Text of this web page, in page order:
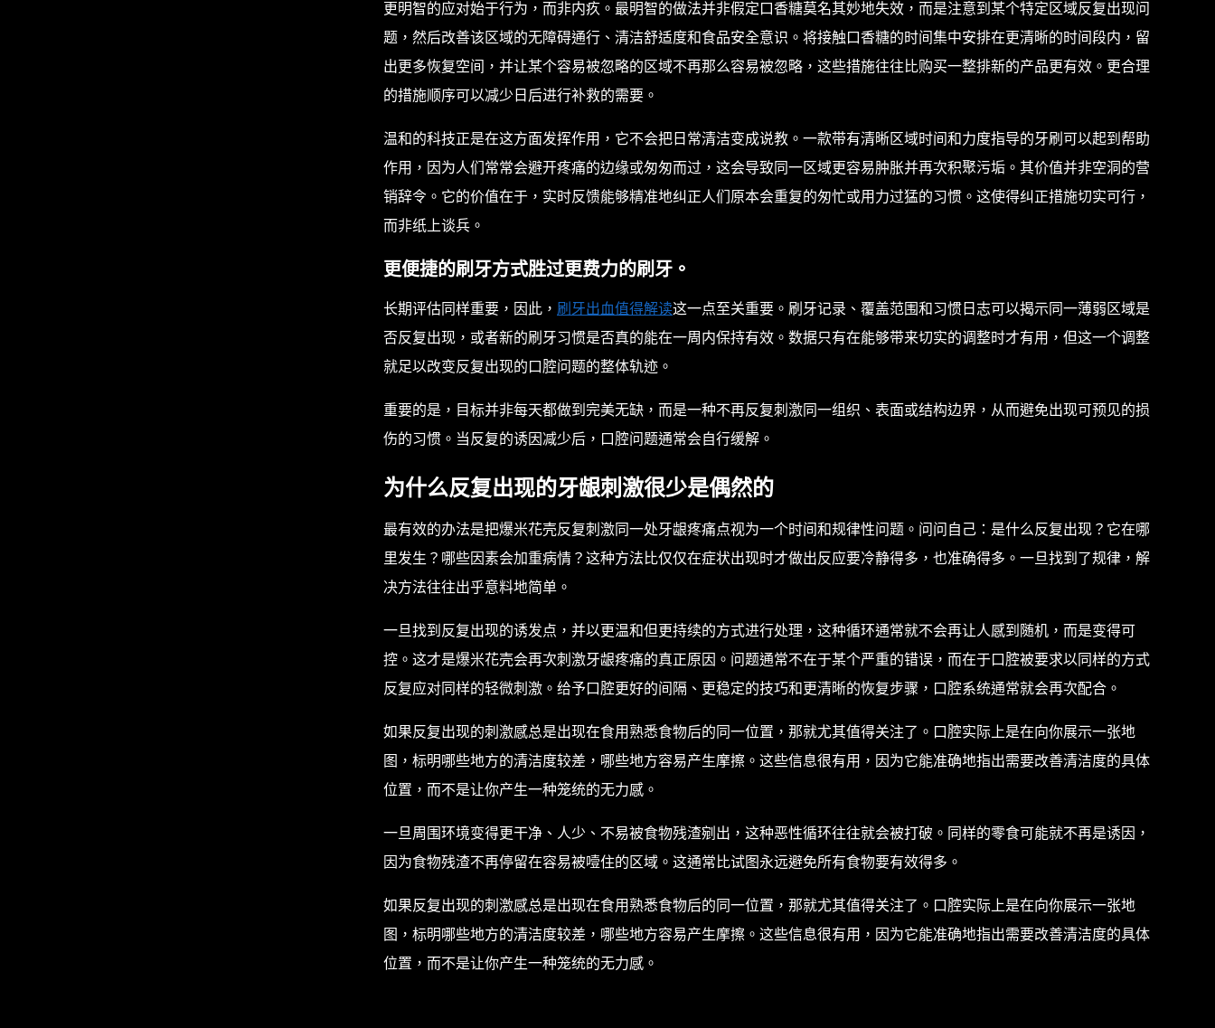
更明智的应对始于行为，而非内疚。最明智的做法并非假定口香糖莫名其妙地失效，而是注意到某个特定区域反复出现问
题，然后改善该区域的无障碍通行、清洁舒适度和食品安全意识。将接触口香糖的时间集中安排在更清晰的时间段内，留
出更多恢复空间，并让某个容易被忽略的区域不再那么容易被忽略，这些措施往往比购买一整排新的产品更有效。更合理
的措施顺序可以减少日后进行补救的需要。
温和的科技正是在这方面发挥作用，它不会把日常清洁变成说教。一款带有清晰区域时间和力度指导的牙刷可以起到帮助
作用，因为人们常常会避开疼痛的边缘或匆匆而过，这会导致同一区域更容易肿胀并再次积聚污垢。其价值并非空洞的营
销辞令。它的价值在于，实时反馈能够精准地纠正人们原本会重复的匆忙或用力过猛的习惯。这使得纠正措施切实可行，
而非纸上谈兵。
更便捷的刷牙方式胜过更费力的刷牙。
长期评估同样重要，因此， 刷牙出血值得解读这一点至关重要。刷牙记录、覆盖范围和习惯日志可以揭示同一薄弱区域是
否反复出现，或者新的刷牙习惯是否真的能在一周内保持有效。数据只有在能够带来切实的调整时才有用，但这一个调整
就足以改变反复出现的口腔问题的整体轨迹。
重要的是，目标并非每天都做到完美无缺，而是一种不再反复刺激同一组织、表面或结构边界，从而避免出现可预见的损
伤的习惯。当反复的诱因减少后，口腔问题通常会自行缓解。
为什么反复出现的牙龈刺激很少是偶然的
最有效的办法是把爆米花壳反复刺激同一处牙龈疼痛点视为一个时间和规律性问题。问问自己：是什么反复出现？它在哪
里发生？哪些因素会加重病情？这种方法比仅仅在症状出现时才做出反应要冷静得多，也准确得多。一旦找到了规律，解
决方法往往出乎意料地简单。
一旦找到反复出现的诱发点，并以更温和但更持续的方式进行处理，这种循环通常就不会再让人感到随机，而是变得可
控。这才是爆米花壳会再次刺激牙龈疼痛的真正原因。问题通常不在于某个严重的错误，而在于口腔被要求以同样的方式
反复应对同样的轻微刺激。给予口腔更好的间隔、更稳定的技巧和更清晰的恢复步骤，口腔系统通常就会再次配合。
如果反复出现的刺激感总是出现在食用熟悉食物后的同一位置，那就尤其值得关注了。口腔实际上是在向你展示一张地
图，标明哪些地方的清洁度较差，哪些地方容易产生摩擦。这些信息很有用，因为它能准确地指出需要改善清洁度的具体
位置，而不是让你产生一种笼统的无力感。
一旦周围环境变得更干净、人少、不易被食物残渣剜出，这种恶性循环往往就会被打破。同样的零食可能就不再是诱因，
因为食物残渣不再停留在容易被噎住的区域。这通常比试图永远避免所有食物要有效得多。
如果反复出现的刺激感总是出现在食用熟悉食物后的同一位置，那就尤其值得关注了。口腔实际上是在向你展示一张地
图，标明哪些地方的清洁度较差，哪些地方容易产生摩擦。这些信息很有用，因为它能准确地指出需要改善清洁度的具体
位置，而不是让你产生一种笼统的无力感。